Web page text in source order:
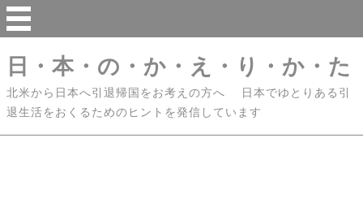
日・本・の・か・え・り・か・た
北米から日本へ引退帰国をお考えの方へ 日本でゆとりある引
退生活をおくるためのヒントを発信しています